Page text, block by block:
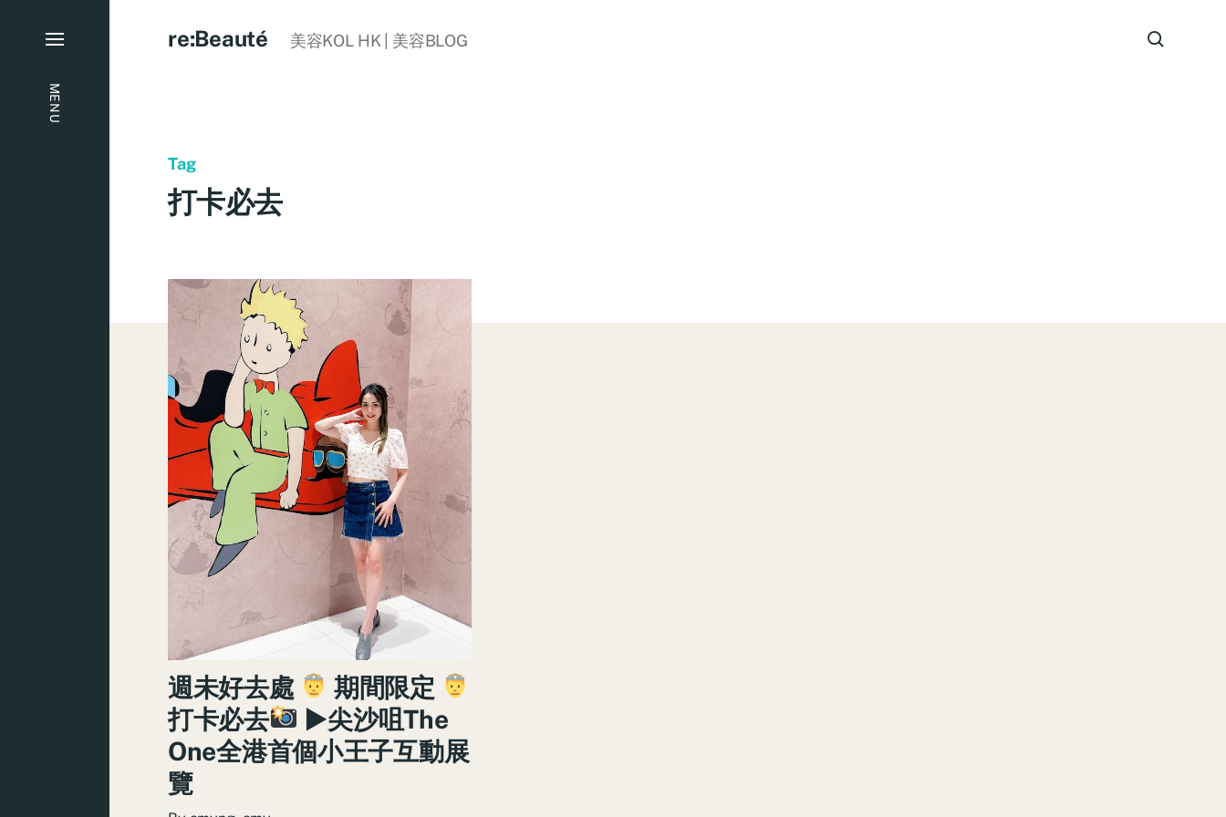
MENU
re:Beauté 美容KOL HK | 美容BLOG
Tag
打卡必去
週未好去處
期間限定
打卡必去
►尖沙咀The
One全港首個小王子互動展
覽